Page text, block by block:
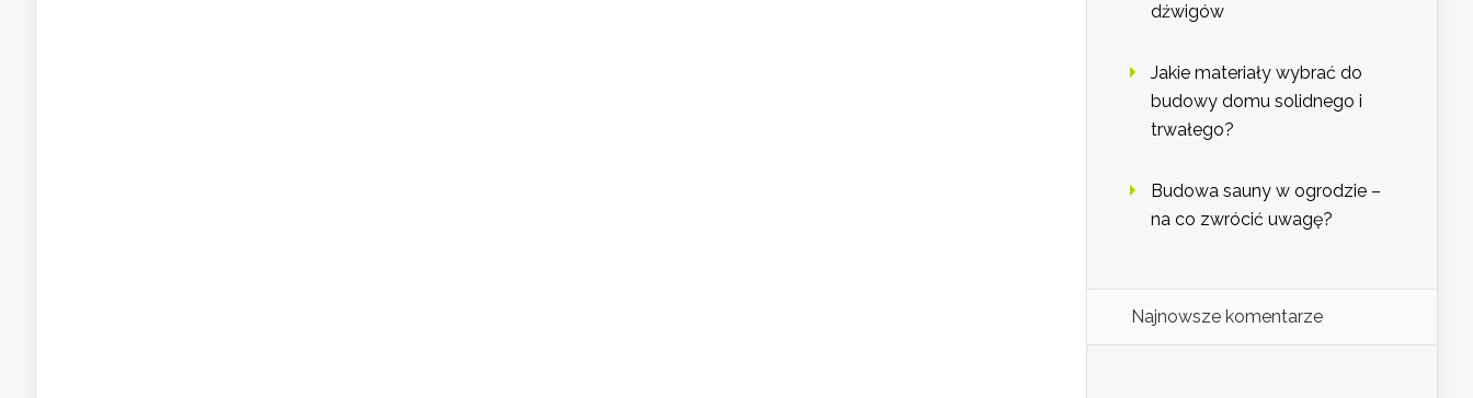
dźwigów
Jakie materiały wybrać do
budowy domu solidnego i
trwałego?
Budowa sauny w ogrodzie –
na co zwrócić uwagę?
Najnowsze komentarze